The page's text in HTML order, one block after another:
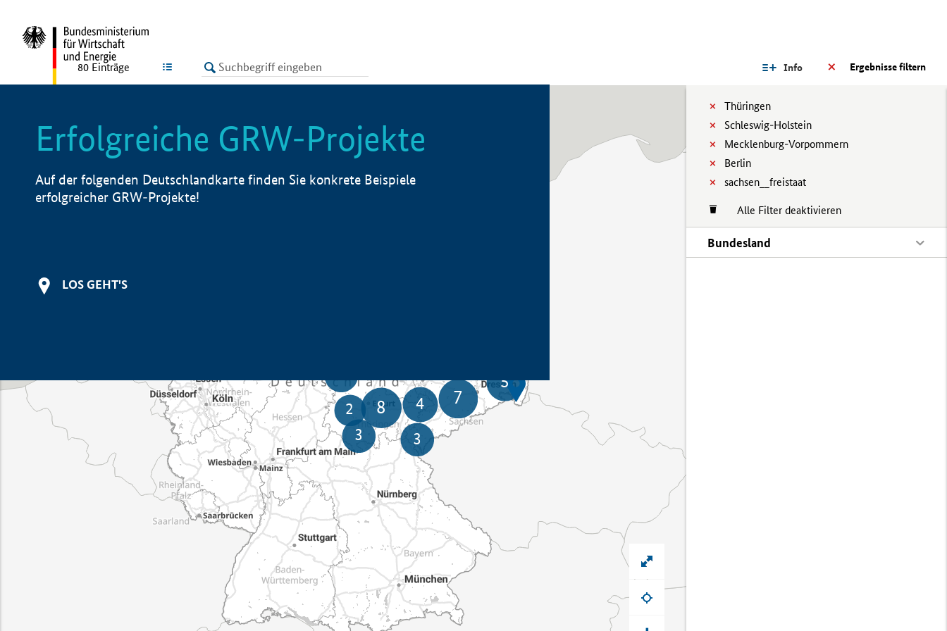
LISTE Ergebnisse filtern
Info
Thüringen
Schleswig-Holstein
Mecklenburg-Vorpommern
Berlin
sachsen__freistaat
Alle Filter deaktivieren
Bundesland
80 Einträge
Erfolgreiche GRW-Projekte
Auf der folgenden Deutschlandkarte finden Sie konkrete Beispiele
erfolgreicher GRW-Projekte!
LOS GEHT'S